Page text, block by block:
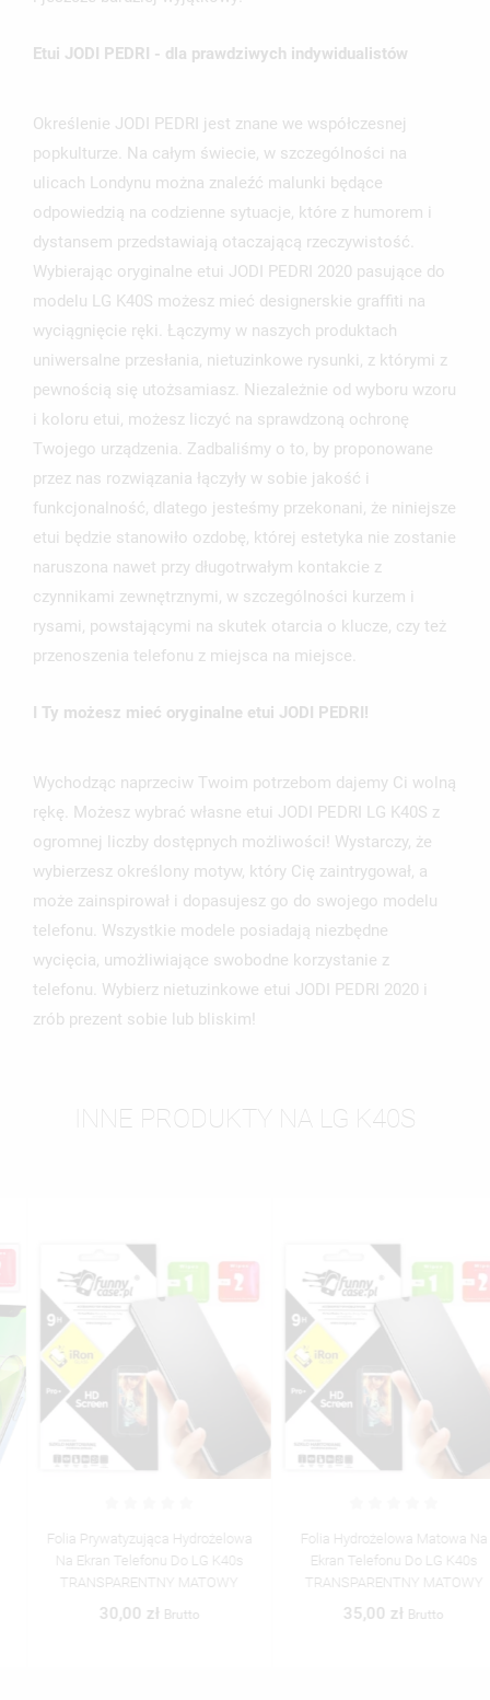
Etui JODI PEDRI - dla prawdziwych indywidualistów
Określenie JODI PEDRI jest znane we współczesnej
popkulturze. Na całym świecie, w szczególności na
ulicach Londynu można znaleźć malunki będące
odpowiedzią na codzienne sytuacje, które z humorem i
dystansem przedstawiają otaczającą rzeczywistość.
Wybierając oryginalne etui JODI PEDRI 2020 pasujące do
modelu LG K40S możesz mieć designerskie graffiti na
wyciągnięcie ręki. Łączymy w naszych produktach
uniwersalne przesłania, nietuzinkowe rysunki, z którymi z
pewnością się utożsamiasz. Niezależnie od wyboru wzoru
i koloru etui, możesz liczyć na sprawdzoną ochronę
Twojego urządzenia. Zadbaliśmy o to, by proponowane
przez nas rozwiązania łączyły w sobie jakość i
funkcjonalność, dlatego jesteśmy przekonani, że niniejsze
etui będzie stanowiło ozdobę, której estetyka nie zostanie
naruszona nawet przy długotrwałym kontakcie z
czynnikami zewnętrznymi, w szczególności kurzem i
rysami, powstającymi na skutek otarcia o klucze, czy też
przenoszenia telefonu z miejsca na miejsce.
I Ty możesz mieć oryginalne etui JODI PEDRI!
Wychodząc naprzeciw Twoim potrzebom dajemy Ci wolną
rękę. Możesz wybrać własne etui JODI PEDRI LG K40S z
ogromnej liczby dostępnych możliwości! Wystarczy, że
wybierzesz określony motyw, który Cię zaintrygował, a
może zainspirował i dopasujesz go do swojego modelu
telefonu. Wszystkie modele posiadają niezbędne
wycięcia, umożliwiające swobodne korzystanie z
telefonu. Wybierz nietuzinkowe etui JODI PEDRI 2020 i
zrób prezent sobie lub bliskim!
INNE PRODUKTY NA LG K40S
Folia Prywatyzująca Hydrożelowa
Na Ekran Telefonu Do LG K40s
TRANSPARENTNY MATOWY
30,00 zł Brutto
Folia Hydrożelowa Matowa Na
Ekran Telefonu Do LG K40s
TRANSPARENTNY MATOWY
35,00 zł Brutto
add_circle_outline UTWÓRZ NOWĄ LISTĘ
UTWÓRZ LISTĘ ŻYCZEŃ
UTWÓRZ LISTĘ ŻYCZEŃ
ANULUJ ZALOGUJ SIĘ